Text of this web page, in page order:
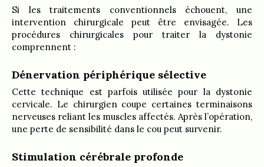
Si les traitements conventionnels échouent, une
intervention chirurgicale peut être envisagée. Les
procédures chirurgicales pour traiter la dystonie
comprennent :
Dénervation périphérique sélective
Cette technique est parfois utilisée pour la dystonie
cervicale. Le chirurgien coupe certaines terminaisons
nerveuses reliant les muscles affectés. Après l’opération,
une perte de sensibilité dans le cou peut survenir.
Stimulation cérébrale profonde